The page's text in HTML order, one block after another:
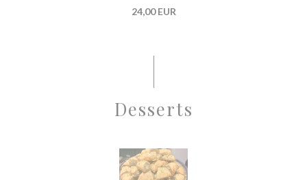
24,00 EUR
Desserts